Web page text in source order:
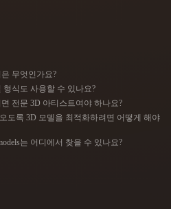
21
무엇인가요?
형식도 사용할 수 있나요?
면 전문 3D 아티스트여야 하나요?
도록 3D 모델을 최적화하려면 어떻게 해야
는 어디에서 찾을 수 있나요?